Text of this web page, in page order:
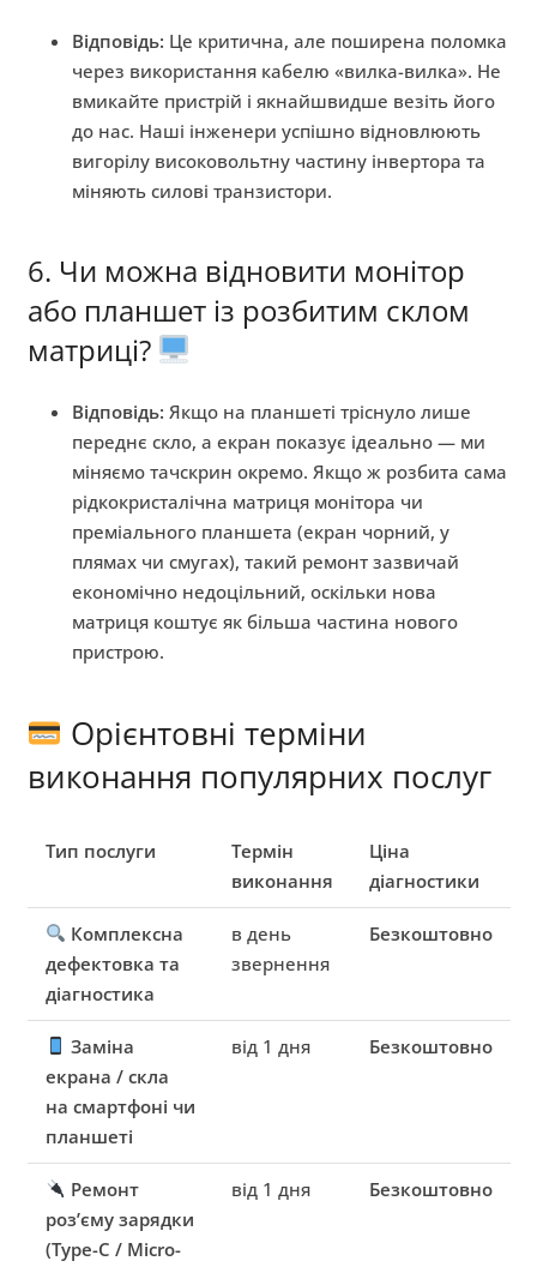
Відповідь: Це критична, але поширена поломка
через використання кабелю «вилка-вилка». Не
вмикайте пристрій і якнайшвидше везіть його
до нас. Наші інженери успішно відновлюють
вигорілу високовольтну частину інвертора та
міняють силові транзистори.
6. Чи можна відновити монітор
або планшет із розбитим склом
матриці?
Відповідь: Якщо на планшеті тріснуло лише
переднє скло, а екран показує ідеально — ми
міняємо тачскрин окремо. Якщо ж розбита сама
рідкокристалічна матриця монітора чи
преміального планшета (екран чорний, у
плямах чи смугах), такий ремонт зазвичай
економічно недоцільний, оскільки нова
матриця коштує як більша частина нового
пристрою.
Орієнтовні терміни
виконання популярних послуг
Тип послуги
Термін
виконання
Ціна
діагностики
Комплексна
дефектовка та
діагностика
в день
звернення
Безкоштовно
Заміна
екрана / скла
на смартфоні чи
планшеті
від 1 дня Безкоштовно
Ремонт
роз’єму зарядки
(Type-C / Micro-
від 1 дня Безкоштовно